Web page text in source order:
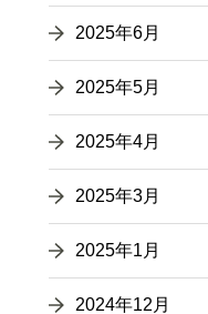
2025年6月
2025年5月
2025年4月
2025年3月
2025年1月
2024年12月